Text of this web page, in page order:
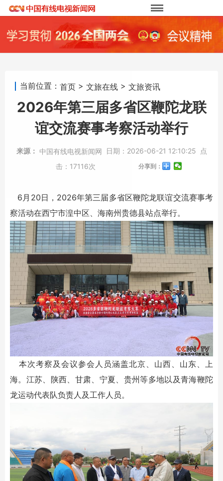
当前位置： 首页 > 文旅在线 > 文旅资讯
2026年第三届多省区鞭陀龙联
谊交流赛事考察活动举行
来源： 中国有线电视新闻网 日期： 2026-06-21 12:10:25
点
击： 17116次 分享到：
6月20日，2026年第三届多省区鞭陀龙联谊交流赛事考
察活动在西宁市湟中区、海南州贵德县站点举行。
本次考察及会议参会人员涵盖北京、山西、山东、上
海。江苏、陕西、甘肃、宁夏、贵州等多地以及青海鞭陀
龙运动代表队负责人及工作人员。